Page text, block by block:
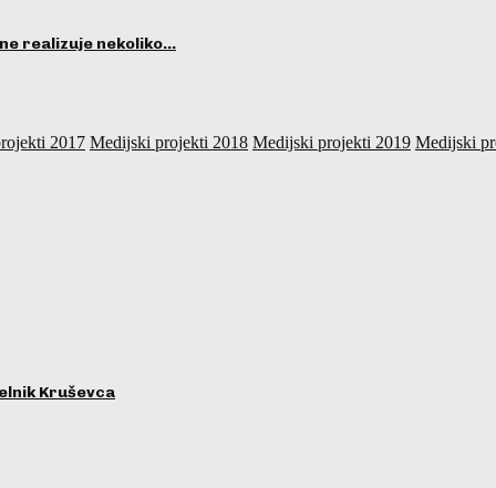
realizuje nekoliko…
2017 Medijski projekti 2018 Medijski projekti 2019 Medijski
Kruševca